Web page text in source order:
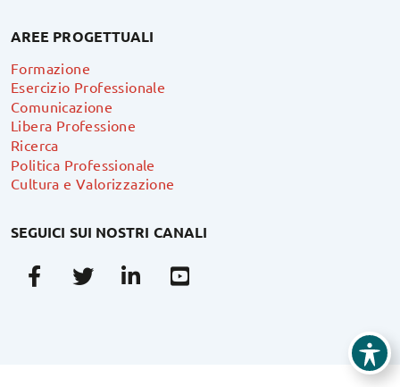
AREE PROGETTUALI
Formazione
Esercizio Professionale
Comunicazione
Libera Professione
Ricerca
Politica Professionale
Cultura e Valorizzazione
SEGUICI SUI NOSTRI CANALI
FacebookTwitterLinkedin